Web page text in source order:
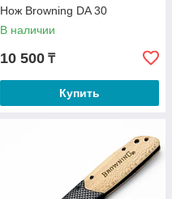
Нож Browning DA 30
В наличии
10 500 ₸
Купить